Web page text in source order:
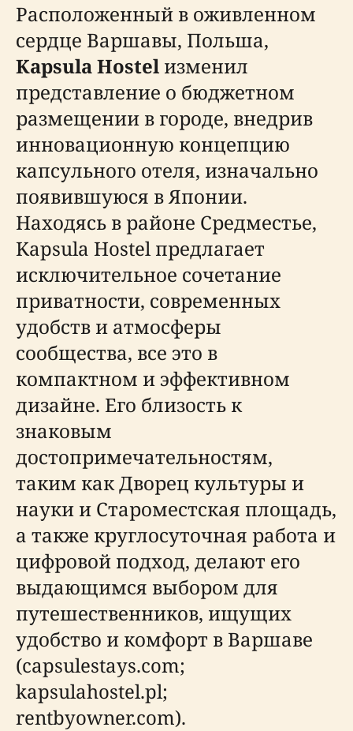
Расположенный в оживленном
сердце Варшавы, Польша,
Kapsula Hostel изменил
представление о бюджетном
размещении в городе, внедрив
инновационную концепцию
капсульного отеля, изначально
появившуюся в Японии.
Находясь в районе Средместье,
Kapsula Hostel предлагает
исключительное сочетание
приватности, современных
удобств и атмосферы
сообщества, все это в
компактном и эффективном
дизайне. Его близость к
знаковым
достопримечательностям,
таким как Дворец культуры и
науки и Староместская площадь,
а также круглосуточная работа и
цифровой подход, делают его
выдающимся выбором для
путешественников, ищущих
удобство и комфорт в Варшаве
(capsulestays.com;
kapsulahostel.pl;
rentbyowner.com).